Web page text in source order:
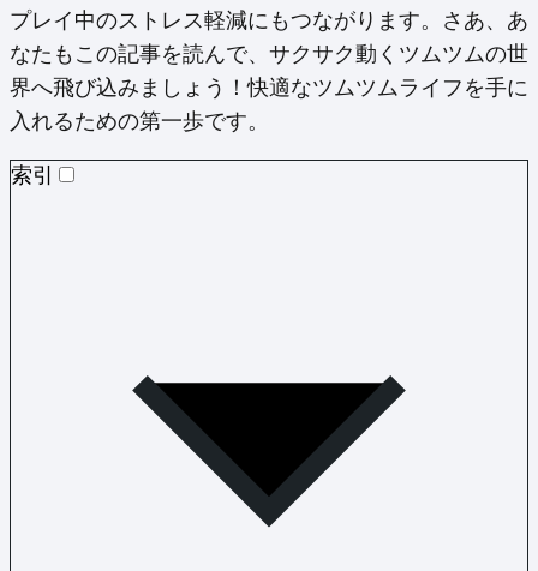
プレイ中のストレス軽減にもつながります。さあ、あ
なたもこの記事を読んで、サクサク動くツムツムの世
界へ飛び込みましょう！快適なツムツムライフを手に
入れるための第一歩です。
索引